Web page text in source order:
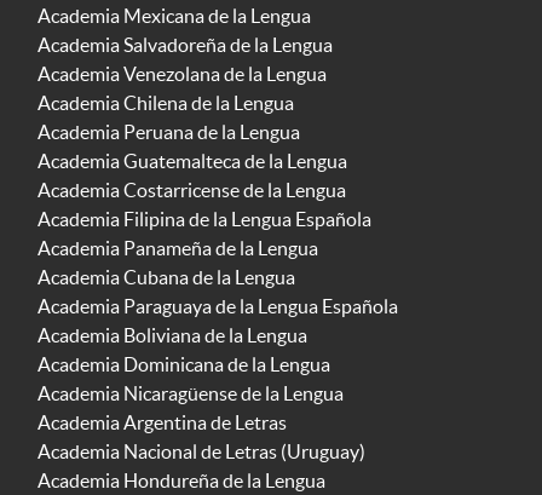
Academia Mexicana de la Lengua
Academia Salvadoreña de la Lengua
Academia Venezolana de la Lengua
Academia Chilena de la Lengua
Academia Peruana de la Lengua
Academia Guatemalteca de la Lengua
Academia Costarricense de la Lengua
Academia Filipina de la Lengua Española
Academia Panameña de la Lengua
Academia Cubana de la Lengua
Academia Paraguaya de la Lengua Española
Academia Boliviana de la Lengua
Academia Dominicana de la Lengua
Academia Nicaragüense de la Lengua
Academia Argentina de Letras
Academia Nacional de Letras (Uruguay)
Academia Hondureña de la Lengua